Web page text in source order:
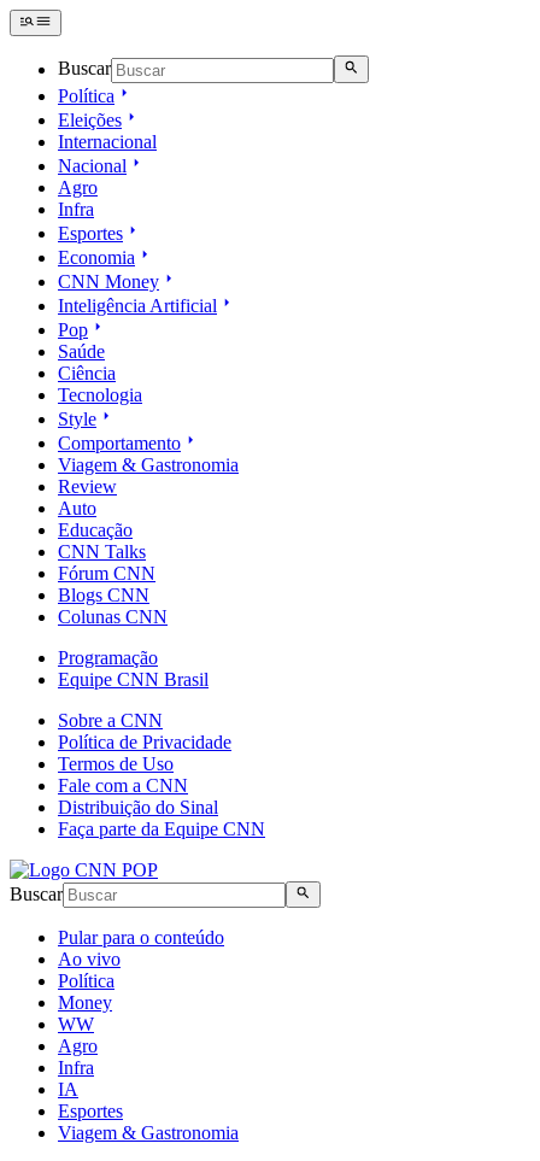
Buscar
Política
Eleições
Internacional
Nacional
Agro
Infra
Esportes
Economia
CNN Money
Inteligência Artificial
Pop
Saúde
Ciência
Tecnologia
Style
Comportamento
Viagem & Gastronomia
Review
Auto
Educação
CNN Talks
Fórum CNN
Blogs CNN
Colunas CNN
Programação
Equipe CNN Brasil
Sobre a CNN
Política de Privacidade
Termos de Uso
Fale com a CNN
Distribuição do Sinal
Faça parte da Equipe CNN
Buscar
Pular para o conteúdo
Ao vivo
Política
Money
WW
Agro
Infra
IA
Esportes
Viagem & Gastronomia